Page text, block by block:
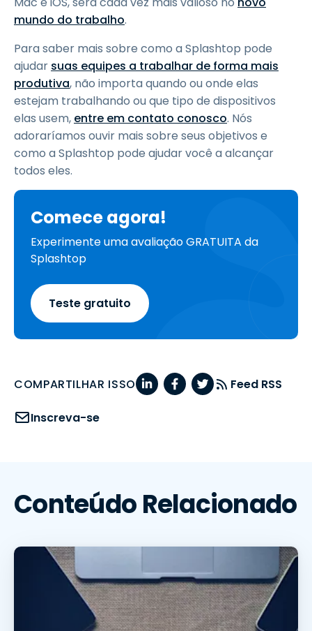
mundo do trabalho.
Para saber mais sobre como a Splashtop pode
ajudar suas equipes a trabalhar de forma mais
produtiva, não importa quando ou onde elas
estejam trabalhando ou que tipo de dispositivos
elas usem, entre em contato conosco. Nós
adoraríamos ouvir mais sobre seus objetivos e
como a Splashtop pode ajudar você a alcançar
todos eles.
Comece agora!
Experimente uma avaliação GRATUITA da
Splashtop
Teste gratuito
COMPARTILHAR ISSO Feed RSS
Inscreva-se
Conteúdo Relacionado